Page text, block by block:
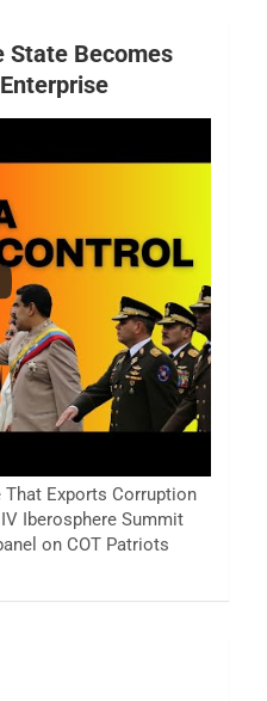
State Becomes
That Exports Corruption
Iberosphere Summit
on COT Patriots